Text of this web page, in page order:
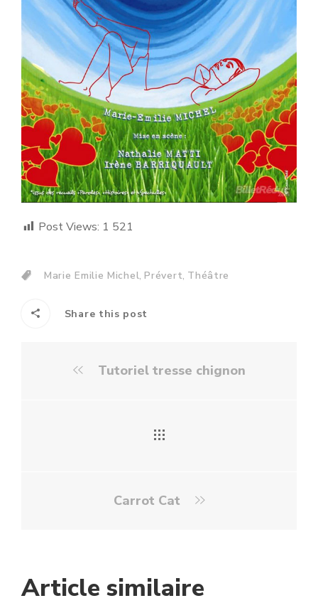
Post Views: 1 521
Marie Emilie Michel,Prévert, Théâtre
Share this post
Tutoriel tresse chignon
Carrot Cat
Article similaire